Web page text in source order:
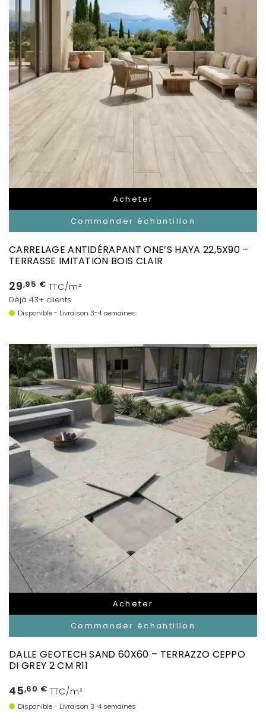
Acheter
Commander échantillon
CARRELAGE ANTIDÉRAPANT ONE’S HAYA 22,5X90 –
TERRASSE IMITATION BOIS CLAIR
29,95 € TTC/m²
Déjà 43+ clients
Disponible - Livraison 3-4 semaines
Acheter
Commander échantillon
favorite_border
DALLE GEOTECH SAND 60X60 – TERRAZZO CEPPO
DI GREY 2 CM R11
45,60 € TTC/m²
Disponible - Livraison 3-4 semaines